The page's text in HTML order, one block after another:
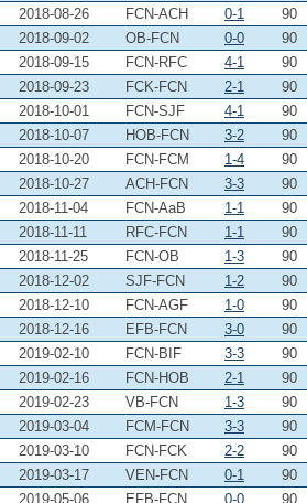
2018-08-26 FCN-ACH 0-1
90
2018-09-02 OB-FCN 0-0
90
2018-09-15 FCN-RFC 4-1
90
2018-09-23 FCK-FCN 2-1
90
2018-10-01 FCN-SJF 4-1
90
2018-10-07 HOB-FCN 3-2
90
2018-10-20 FCN-FCM 1-4
90
2018-10-27 ACH-FCN 3-3
90
2018-11-04 FCN-AaB 1-1
90
2018-11-11 RFC-FCN 1-1
90
2018-11-25 FCN-OB 1-3
90
2018-12-02 SJF-FCN 1-2
90
2018-12-10 FCN-AGF 1-0
90
2018-12-16 EFB-FCN 3-0
90
2019-02-10 FCN-BIF 3-3
90
2019-02-16 FCN-HOB 2-1
90
2019-02-23 VB-FCN 1-3
90
2019-03-04 FCM-FCN 3-3
90
2019-03-10 FCN-FCK 2-2
90
2019-03-17 VEN-FCN 0-1
90
2019-05-06 EFB-FCN 0-0 90